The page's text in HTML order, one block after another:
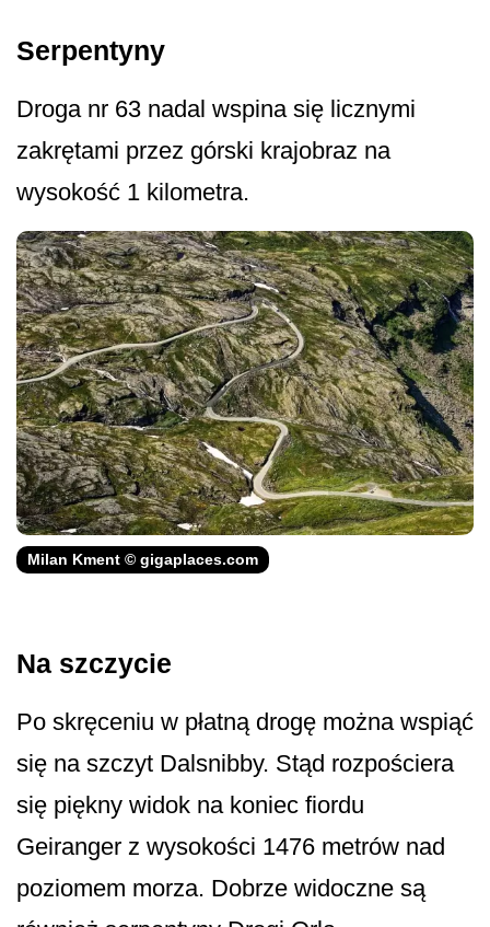
Serpentyny
Droga nr 63 nadal wspina się licznymi
zakrętami przez górski krajobraz na
wysokość 1 kilometra.
Milan Kment © gigaplaces.com
Na szczycie
Po skręceniu w płatną drogę można wspiąć
się na szczyt Dalsnibby. Stąd rozpościera
się piękny widok na koniec fiordu
Geiranger z wysokości 1476 metrów nad
poziomem morza. Dobrze widoczne są